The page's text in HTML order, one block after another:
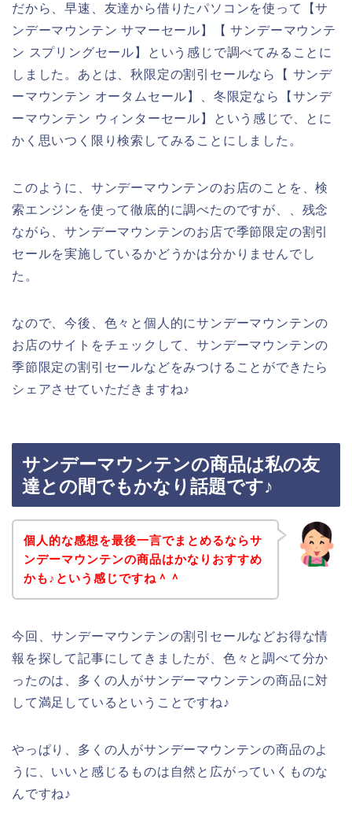
だから、早速、友達から借りたパソコンを使って【サ
ンデーマウンテン サマーセール】【 サンデーマウンテ
ン スプリングセール】という感じで調べてみることに
しました。あとは、秋限定の割引セールなら【 サンデ
ーマウンテン オータムセール】、冬限定なら【サンデ
ーマウンテン ウィンターセール】という感じで、とに
かく思いつく限り検索してみることにしました。
このように、サンデーマウンテンのお店のことを、検
索エンジンを使って徹底的に調べたのですが、、残念
ながら、サンデーマウンテンのお店で季節限定の割引
セールを実施しているかどうかは分かりませんでし
た。
なので、今後、色々と個人的にサンデーマウンテンの
お店のサイトをチェックして、サンデーマウンテンの
季節限定の割引セールなどをみつけることができたら
シェアさせていただきますね♪
サンデーマウンテンの商品は私の友
達との間でもかなり話題です♪
個人的な感想を最後一言でまとめるならサ
ンデーマウンテンの商品はかなりおすすめ
かも♪という感じですね＾＾
今回、サンデーマウンテンの割引セールなどお得な情
報を探して記事にしてきましたが、色々と調べて分か
ったのは、多くの人がサンデーマウンテンの商品に対
して満足しているということですね♪
やっぱり、多くの人がサンデーマウンテンの商品のよ
うに、いいと感じるものは自然と広がっていくものな
んですね♪